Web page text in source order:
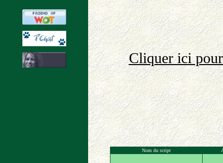
Cliquer ici
Nom du script